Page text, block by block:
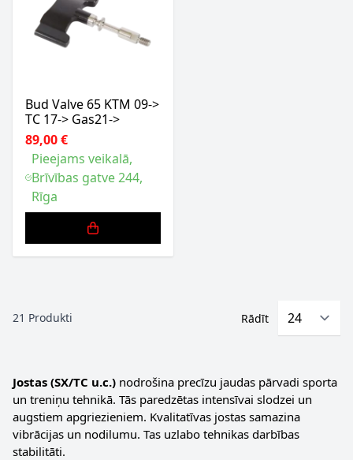
Bud Valve 65 KTM 09->
TC 17-> Gas21->
89,00 €
Pieejams veikalā,
Brīvības gatve 244,
Rīga
21 Produkti Rādīt
Jostas (SX/TC u.c.) nodrošina precīzu jaudas pārvadi sporta
un treniņu tehnikā. Tās paredzētas intensīvai slodzei un
augstiem apgriezieniem. Kvalitatīvas jostas samazina
vibrācijas un nodilumu. Tas uzlabo tehnikas darbības
stabilitāti.